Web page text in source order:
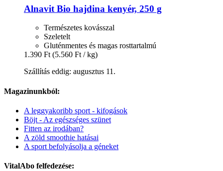
Alnavit Bio hajdina kenyér, 250 g
Természetes kovásszal
Szeletelt
Gluténmentes és magas rosttartalmú
1.390 Ft (5.560 Ft / kg)
Szállítás eddig: augusztus 11.
Magazinunkból:
A leggyakoribb sport - kifogások
Böjt - Az egészséges szünet
Fitten az irodában?
A zöld smoothie hatásai
A sport befolyásolja a géneket
VitalAbo felfedezése: